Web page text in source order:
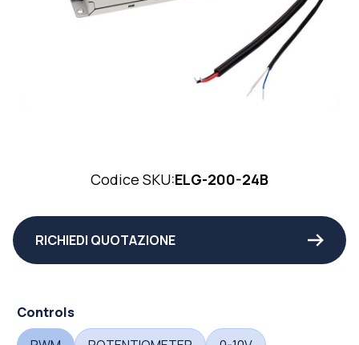
Codice SKU:ELG-200-24B
RICHIEDI QUOTAZIONE
Controls